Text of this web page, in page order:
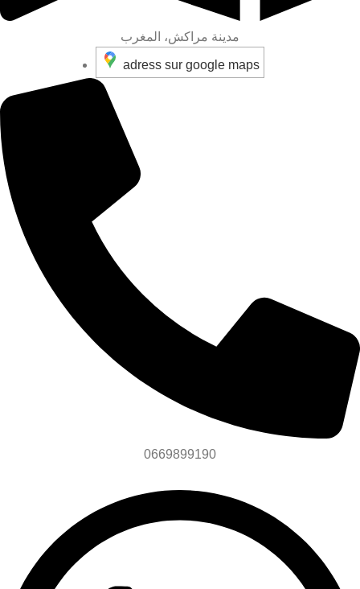
مدينة مراكش، المغرب
adress sur google maps
0669899190